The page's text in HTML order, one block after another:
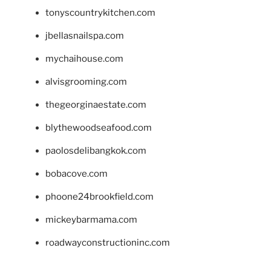
tonyscountrykitchen.com
jbellasnailspa.com
mychaihouse.com
alvisgrooming.com
thegeorginaestate.com
blythewoodseafood.com
paolosdelibangkok.com
bobacove.com
phoone24brookfield.com
mickeybarmama.com
roadwayconstructioninc.com